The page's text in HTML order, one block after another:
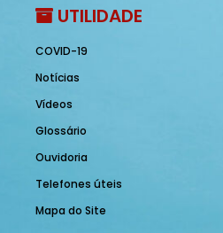
UTILIDADE
COVID-19
Notícias
Vídeos
Glossário
Ouvidoria
Telefones úteis
Mapa do Site